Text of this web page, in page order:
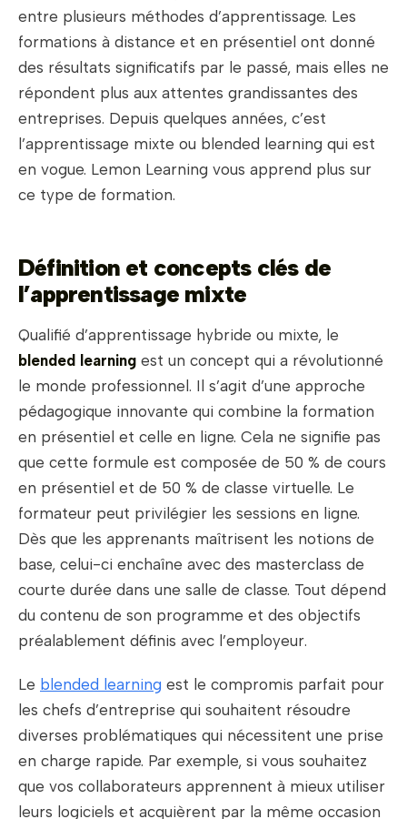
entre plusieurs méthodes d’apprentissage. Les
formations à distance et en présentiel ont donné
des résultats significatifs par le passé, mais elles ne
répondent plus aux attentes grandissantes des
entreprises. Depuis quelques années, c’est
l’apprentissage mixte ou blended learning qui est
en vogue. Lemon Learning vous apprend plus sur
ce type de formation.
Définition et concepts clés de
l’apprentissage mixte
Qualifié d’apprentissage hybride ou mixte, le
blended learning est un concept qui a révolutionné
le monde professionnel. Il s’agit d’une approche
pédagogique innovante qui combine la formation
en présentiel et celle en ligne. Cela ne signifie pas
que cette formule est composée de 50 % de cours
en présentiel et de 50 % de classe virtuelle. Le
formateur peut privilégier les sessions en ligne.
Dès que les apprenants maîtrisent les notions de
base, celui-ci enchaîne avec des masterclass de
courte durée dans une salle de classe. Tout dépend
du contenu de son programme et des objectifs
préalablement définis avec l’employeur.
Le blended learning est le compromis parfait pour
les chefs d’entreprise qui souhaitent résoudre
diverses problématiques qui nécessitent une prise
en charge rapide. Par exemple, si vous souhaitez
que vos collaborateurs apprennent à mieux utiliser
leurs logiciels et acquièrent par la même occasion